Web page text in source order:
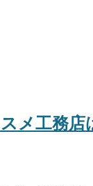
メ工務店